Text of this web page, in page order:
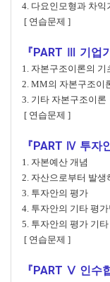
4. 다요인모형과 차
[ 연습문제 ]
『PART Ⅲ 기업
1. 자본구조이론의 기
2. MM의 자본구조이
3. 기타 자본구조이론
[ 연습문제 ]
『PART Ⅳ 투자
1. 자본예산 개념
2. 자산으로부터 발생
3. 투자안의 평가
4. 투자안의 기타 평가
5. 투자안의 평가 기
[ 연습문제 ]
『PART Ⅴ 인수